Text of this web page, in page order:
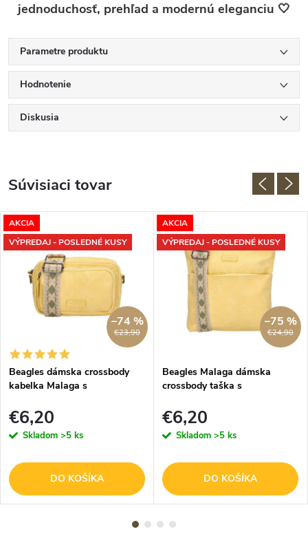
jednoduchosť, prehľad a modernú eleganciu 🤍
Parametre produktu
Hodnotenie
Diskusia
Súvisiaci tovar
AKCIA
VÝPREDAJ - POSLEDNÉ KUSY
€23,90
–74 %
Beagles dámska crossbody
kabelka Malaga s
svetlo žltá
€6,20
Skladom >5 ks
DO KOŠÍKA
AKCIA
VÝPREDAJ - POSLEDNÉ KUSY
€24,90
–75 %
Beagles Malaga dámska
crossbody taška s
- 26,5 cm
€6,20
Skladom >5 ks
DO KOŠÍKA